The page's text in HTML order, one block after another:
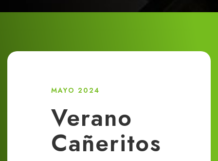
MAYO 2024
Verano
Cañeritos